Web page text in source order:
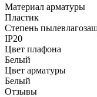
Материал арматуры
Пластик
Степень
IP20
Цвет плафона
Белый
Цвет арматуры
Белый
Отзывы